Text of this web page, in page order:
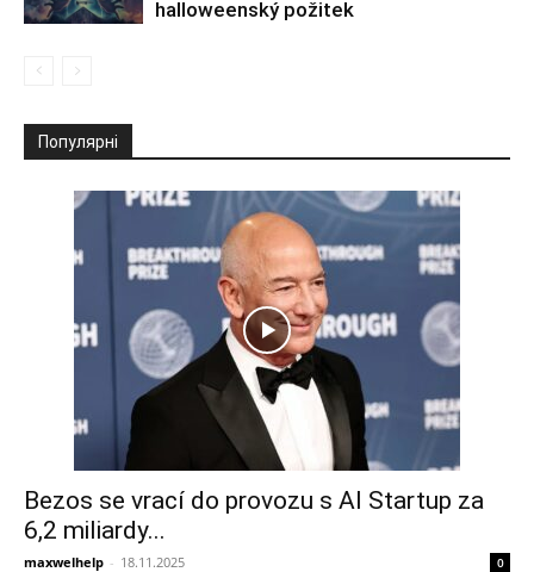
halloweenský požitek
Популярні
Bezos se vrací do provozu s AI Startup za
6,2 miliardy...
maxwelhelp - 18.11.2025 0